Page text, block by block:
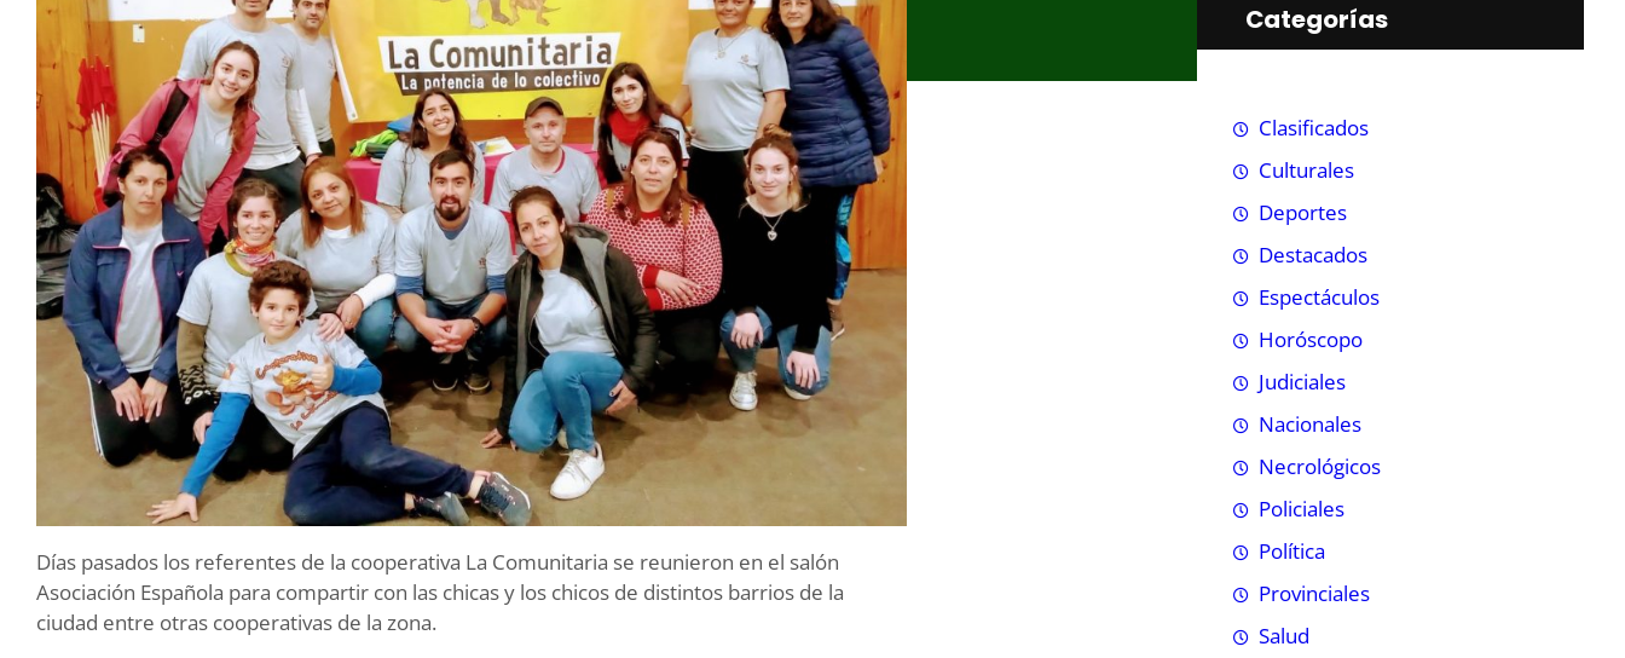
Días pasados los referentes de la cooperativa La Comunitaria se reunieron en el salón
Asociación Española para compartir con las chicas y los chicos de distintos barrios de la
ciudad entre otras cooperativas de la zona.
Categorías
Clasificados
Culturales
Deportes
Destacados
Espectáculos
Horóscopo
Judiciales
Nacionales
Necrológicos
Policiales
Política
Provinciales
Salud